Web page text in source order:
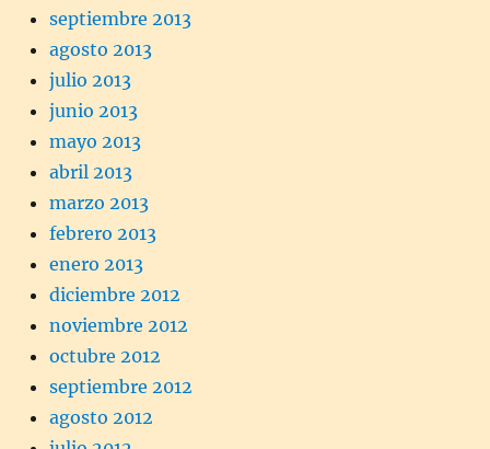
septiembre 2013
agosto 2013
julio 2013
junio 2013
mayo 2013
abril 2013
marzo 2013
febrero 2013
enero 2013
diciembre 2012
noviembre 2012
octubre 2012
septiembre 2012
agosto 2012